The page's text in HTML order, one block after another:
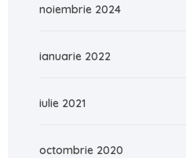
noiembrie 2024
ianuarie 2022
iulie 2021
octombrie 2020